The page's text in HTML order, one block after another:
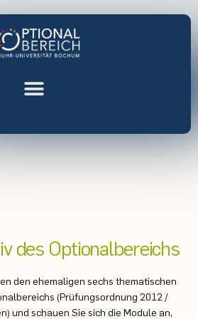
des Optionalbereichs
den ehemaligen sechs thematischen
(Prüfungsordnung 2012 /
und schauen Sie sich die Module an,